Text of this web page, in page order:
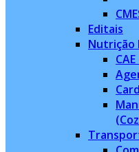
Editais
Nutrição